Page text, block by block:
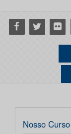
Facebook
Twitter Flickr
Nosso Curso